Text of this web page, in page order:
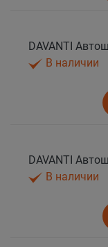
В наличии
В наличии